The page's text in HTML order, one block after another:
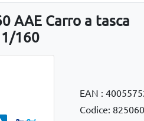
AAE Carro a tasca
1/160
EAN :
Codice: 825060